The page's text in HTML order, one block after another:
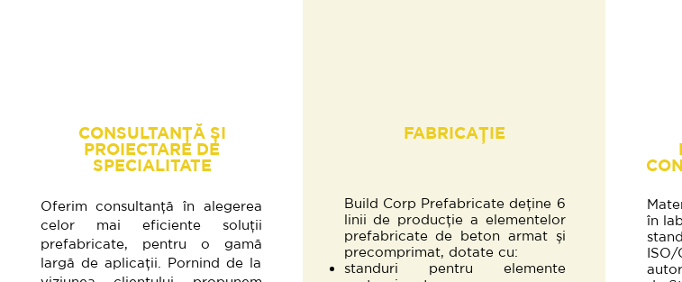
CONSULTANȚĂ ȘI
PROIECTARE DE
SPECIALITATE
Oferim consultanță în alegerea
celor mai eficiente soluții
prefabricate, pentru o gamă
largă de aplicații. Pornind de la
FABRICAȚIE
Build Corp Prefabricate deține 6
linii de producție a elementelor
prefabricate de beton armat și
precomprimat, dotate cu:
standuri pentru elemente
în
ISO/